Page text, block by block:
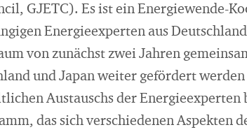
GJETC). Es ist ein Energiewende-
Energieexperten aus
von zunächst zwei Jahren
und Japan weiter gefördert
Austauschs der Energieexperten
das sich verschiedenen Aspekten